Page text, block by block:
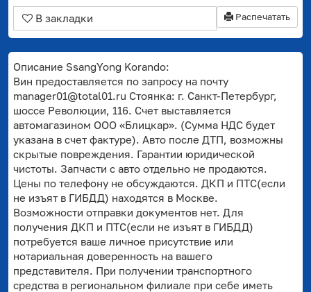
Распечатать
В закладки
Описание SsangYong Korando:
Вин предоставляется по запросу на почту
manager01@total01.ru Стоянка: г. Санкт-Петербург,
шоссе Революции, 116. Счет выставляется
автомагазином ООО «Блицкар». (Сумма НДС будет
указана в счет фактуре). Авто после ДТП, возможны
скрытые повреждения. Гарантии юридической
чистоты. Запчасти с авто отдельно не продаются.
Цены по телефону не обсуждаются. ДКП и ПТС(если
не изъят в ГИБДД) находятся в Москве.
Возможности отправки документов нет. Для
получения ДКП и ПТС(если не изъят в ГИБДД)
потребуется ваше личное присутствие или
нотариальная доверенность на вашего
представителя. При получении транспортного
средства в региональном филиале при себе иметь